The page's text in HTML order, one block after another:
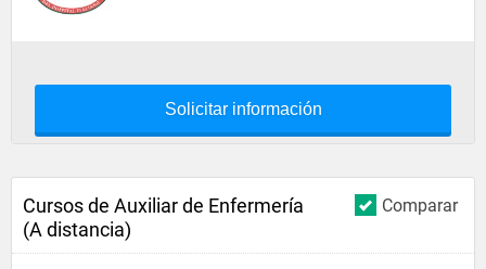
Solicitar información
Comparar
Cursos de Auxiliar de Enfermería
(A distancia)